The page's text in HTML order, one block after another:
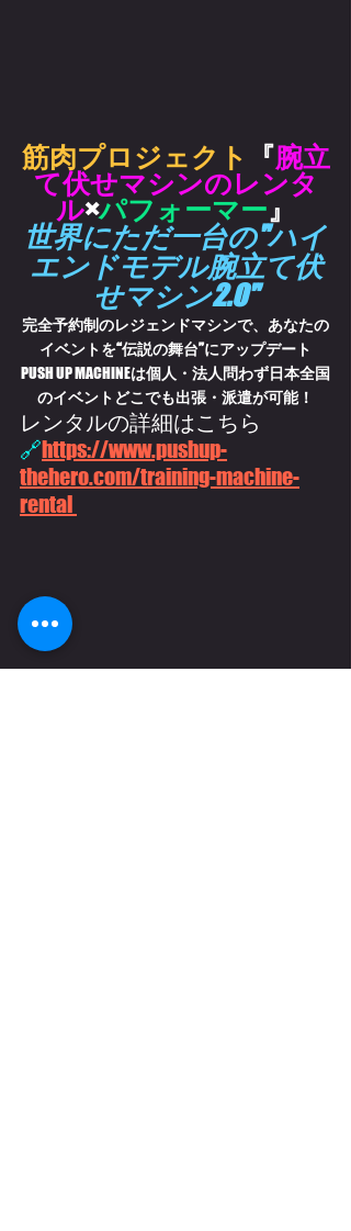
筋肉プロジェクト 『腕立
て伏せマシンのレンタ
ル×パフォーマー 』
世界にただ一台の"ハイ
エンドモデル腕立て伏
せマシン2.0"
完全予約制のレジェンドマシンで、あなたの
イベントを“伝説の舞台”にアップデート
PUSH UP MACHINEは個人・法人問わず日本全国
のイベントどこでも出張・派遣が可能！
レンタルの詳細はこちら
🔗https://www.pushup-
thehero.com/training-machine-
rental